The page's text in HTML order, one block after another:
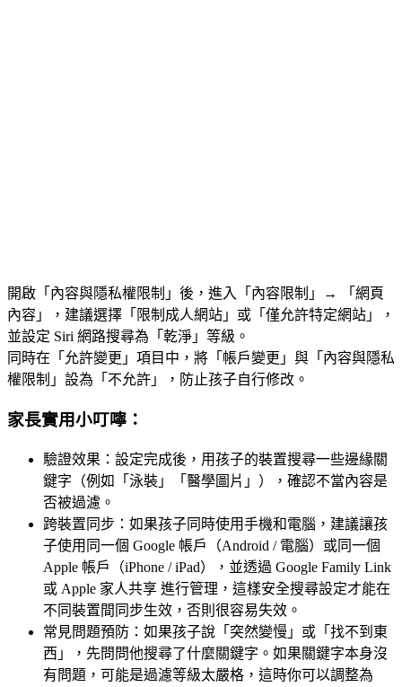
開啟「內容與隱私權限制」後，進入「內容限制」→ 「網頁
內容」，建議選擇「限制成人網站」或「僅允許特定網站」，
並設定 Siri 網路搜尋為「乾淨」等級。
同時在「允許變更」項目中，將「帳戶變更」與「內容與隱私
權限制」設為「不允許」，防止孩子自行修改。
家長實用小叮嚀：
驗證效果：設定完成後，用孩子的裝置搜尋一些邊緣關
鍵字（例如「泳裝」「醫學圖片」），確認不當內容是
否被過濾。
跨裝置同步：如果孩子同時使用手機和電腦，建議讓孩
子使用同一個 Google 帳戶（Android / 電腦）或同一個
Apple 帳戶（iPhone / iPad），並透過 Google Family Link
或 Apple 家人共享 進行管理，這樣安全搜尋設定才能在
不同裝置間同步生效，否則很容易失效。
常見問題預防：如果孩子說「突然變慢」或「找不到東
西」，先問問他搜尋了什麼關鍵字。如果關鍵字本身沒
有問題，可能是過濾等級太嚴格，這時你可以調整為